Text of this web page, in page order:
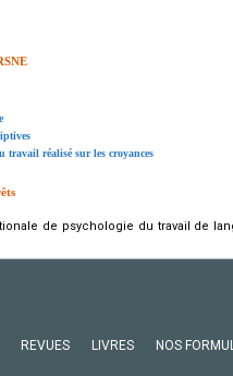
travail réalisé sur les croyances
de psychologie du travail de
REVUES LIVRES NOS